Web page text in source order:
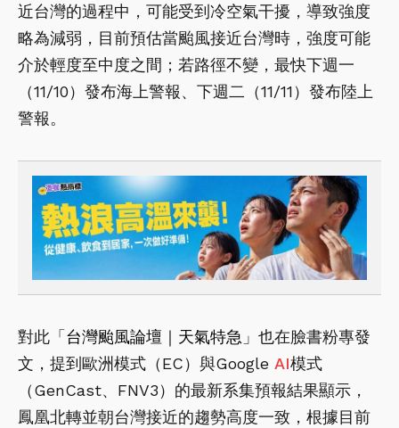
近台灣的過程中，可能受到冷空氣干擾，導致強度
略為減弱，目前預估當颱風接近台灣時，強度可能
介於輕度至中度之間；若路徑不變，最快下週一
（11/10）發布海上警報、下週二（11/11）發布陸上
警報。
對此「 台灣颱風論壇｜天氣特急 」也在臉書粉專發
文，提到歐洲模式（EC）與Google AI模式
（GenCast、FNV3）的最新系集預報結果顯示，
鳳凰北轉並朝台灣接近的趨勢高度一致，根據目前